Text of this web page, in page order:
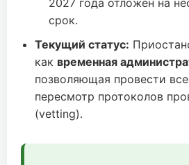
2027 года отложен на
срок.
Текущий статус:
как временная
позволяющая провести
пересмотр протоколов
(vetting).